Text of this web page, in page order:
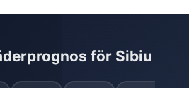
för Sibiu